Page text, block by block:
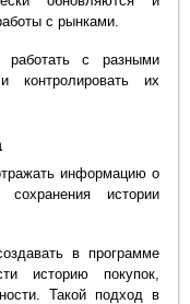
с рынками.
работать с разными
контролировать их
информацию о
истории
в программе
историю покупок,
Такой подход в